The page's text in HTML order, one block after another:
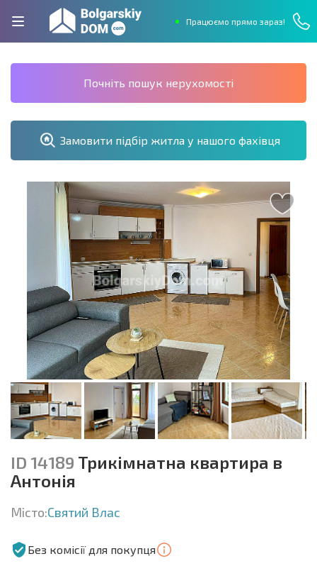
Працюємо прямо зараз!
Почніть пошук нерухомості
Замовити підбір житла у нашого фахівця
ID 14189 Трикімнатна квартира в
Антонія
Місто:Святий Влас
Без комісії для покупця